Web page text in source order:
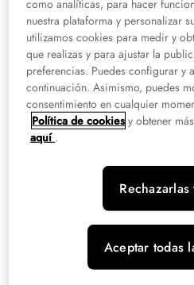
El desarrollador Backend se encargade
infraestructura que soporta el
incluye programar la lógica que conecta
establecer sistemas de control de
desarrollar APIs (Interfaces de
que los datos se manejen correctamente.
Estos profesionales también se
rendimiento y la seguridad del sistema
manejan información sensible o que
Lenguajes de
En el desarrollo Backendse utilizan
como analíticas, para hacer
nuestra plataforma y personalizar
utilizamos cookies para medir y
que realizas y para ajustar la
preferencias. Puedes configurar y
continuación. Asimismo, puedes
consentimiento en cualquier
Política de cookies y obtener
aquí.
Rechazarlas
Aceptar todas